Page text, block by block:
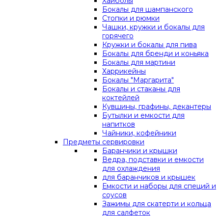
Бокалы для шампанского
Стопки и рюмки
Чашки, кружки и бокалы для
горячего
Кружки и бокалы для пива
Бокалы для бренди и коньяка
Бокалы для мартини
Харрикейны
Бокалы "Маргарита"
Бокалы и стаканы для
коктейлей
Кувшины, графины, декантеры
Бутылки и емкости для
напитков
Чайники, кофейники
Предметы сервировки
Баранчики и крышки
Ведра, подставки и емкости
для охлаждения
для баранчиков и крышек
Емкости и наборы для специй и
соусов
Зажимы для скатерти и кольца
для салфеток